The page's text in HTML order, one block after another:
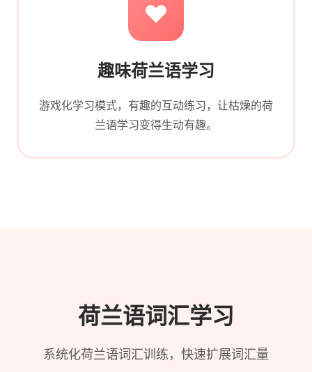
趣味荷兰语学习
游戏化学习模式，有趣的互动练习，让枯燥的荷
兰语学习变得生动有趣。
荷兰语词汇学习
系统化荷兰语词汇训练，快速扩展词汇量